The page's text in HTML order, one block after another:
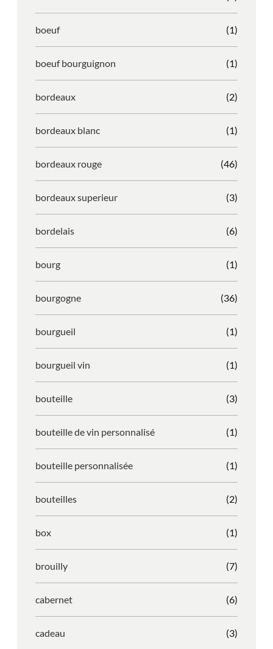
boeuf (1)
boeuf bourguignon (1)
bordeaux (2)
bordeaux blanc (1)
bordeaux rouge (46)
bordeaux superieur (3)
bordelais (6)
bourg (1)
bourgogne (36)
bourgueil (1)
bourgueil vin (1)
bouteille (3)
bouteille de vin personnalisé (1)
bouteille personnalisée (1)
bouteilles (2)
box (1)
brouilly (7)
cabernet (6)
cadeau (3)